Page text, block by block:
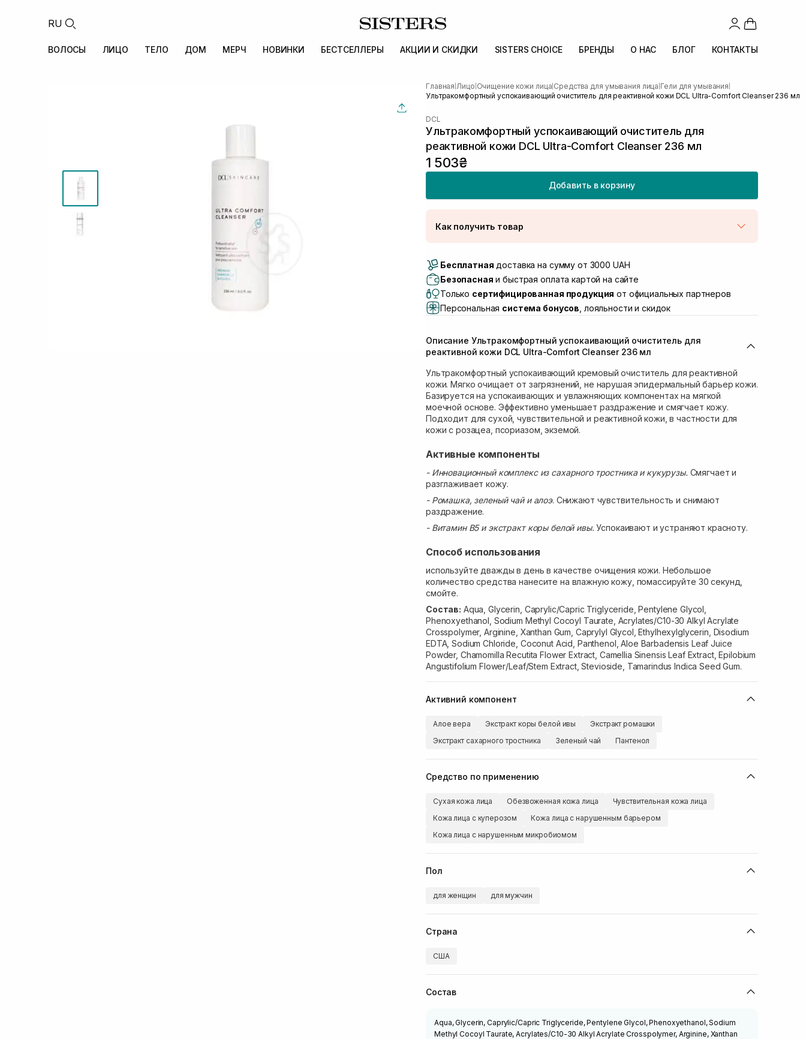
RU
ВОЛОСЫ ЛИЦО ТЕЛО ДОМ МЕРЧ НОВИНКИ БЕСТСЕЛЛЕРЫ АКЦИИ И СКИДКИ SISTERS CHOICE БРЕНДЫ О НАС БЛОГ КОНТАКТЫ
Главная Лицо Очищение кожи лица Средства для умывания лица Гели для умывания
Ультракомфортный успокаивающий очиститель для реактивной кожи DCL Ultra-Comfort Cleanser 236 мл
DCL
Ультракомфортный успокаивающий очиститель для
реактивной кожи DCL Ultra-Comfort Cleanser 236 мл
1 503₴
Добавить в корзину
Как получить товар
Самовывоз г. Луцк, Винниченка 4
Самовывоз г. Львов, ул. Академика Подстригача, 1В (Duck's
Самовывоз Львов (Ивана Франко 36) В наличии
Самовывоз г. Львов ул. Степана Бандеры 43 В наличии
Самовывоз г. Ровно, ул. Кулика и Гудачека 23 (ТЦ Экватор) В наличии
Бесплатная доставка на сумму от 3000 UAH
Безопасная и быстрая оплата картой на сайте
Только сертифицированная продукция от официальных партнеров
Персональная система бонусов , лояльности и скидок
Описание Ультракомфортный успокаивающий очиститель для
реактивной кожи DCL Ultra-Comfort Cleanser 236 мл
Ультракомфортный успокаивающий кремовый очиститель для реактивной
кожи. Мягко очищает от загрязнений, не нарушая эпидермальный барьер кожи.
Базируется на успокаивающих и увлажняющих компонентах на мягкой
моечной основе. Эффективно уменьшает раздражение и смягчает кожу.
Подходит для сухой, чувствительной и реактивной кожи, в частности для
кожи с розацеа, псориазом, экземой.
Активные компоненты
- Инновационный комплекс из сахарного тростника и кукурузы. Смягчает и
разглаживает кожу.
- Ромашка, зеленый чай и алоэ. Снижают чувствительность и снимают
раздражение.
- Витамин В5 и экстракт коры белой ивы.Успокаивают и устраняют красноту.
Способ использования
используйте дважды в день в качестве очищения кожи. Небольшое
количество средства нанесите на влажную кожу, помассируйте 30 секунд,
смойте.
Состав: Aqua, Glycerin, Caprylic/Capric Triglyceride, Pentylene Glycol,
Phenoxyethanol, Sodium Methyl Cocoyl Taurate, Acrylates/C10-30 Alkyl Acrylate
Crosspolymer, Arginine, Xanthan Gum, Caprylyl Glycol, Ethylhexylglycerin, Disodium
EDTA, Sodium Chloride, Coconut Acid, Panthenol, Aloe Barbadensis Leaf Juice
Powder, Chamomilla Recutita Flower Extract, Camellia Sinensis Leaf Extract, Epilobium
Angustifolium Flower/Leaf/Stem Extract, Stevioside, Tamarindus Indica Seed Gum.
Активний компонент
Алое вера Экстракт коры белой ивы
Экстракт ромашки
Экстракт сахарного тростника
Зеленый чай Пантенол
Средство по применению
Сухая кожа лица Обезвоженная кожа лица
Чувствительная кожа лица
Кожа лица с куперозом
Кожа лица с нарушенным барьером
Кожа лица с нарушенным микробиомом
Пол
для женщин для мужчин
Страна
США
Состав
Aqua, Glycerin, Caprylic/Capric Triglyceride, Pentylene Glycol, Phenoxyethanol, Sodium
Methyl Cocoyl Taurate, Acrylates/C10-30 Alkyl Acrylate Crosspolymer, Arginine, Xanthan